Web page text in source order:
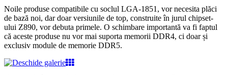
Noile produse compatibile cu soclul LGA-1851, vor necesita plăci
de bază noi, dar doar versiunile de top, construite în jurul chipset-
ului Z890, vor debuta primele. O schimbare importantă va fi faptul
că aceste produse nu vor mai suporta memorii DDR4, ci doar și
exclusiv module de memorie DDR5.